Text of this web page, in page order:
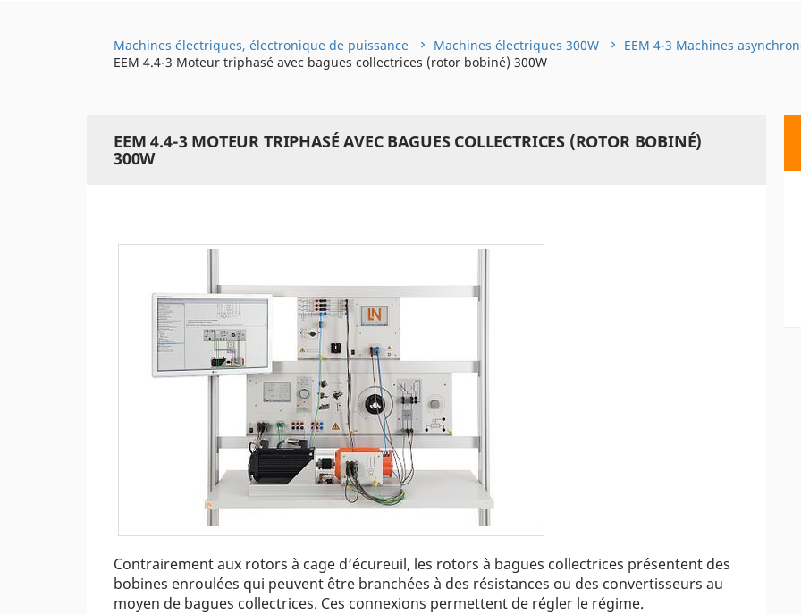
Machines électriques, électronique de puissance Machines électriques 300W
EEM 4-3 Machines
EEM 4.4-3 Moteur triphasé avec bagues collectrices (rotor bobiné) 300W
EEM 4.4-3 MOTEUR TRIPHASÉ AVEC BAGUES COLLECTRICES (ROTOR BOBINÉ)
300W
Contrairement aux rotors à cage d‘écureuil, les rotors à bagues collectrices présentent des
bobines enroulées qui peuvent être branchées à des résistances ou des convertisseurs au
moyen de bagues collectrices. Ces connexions permettent de régler le régime.